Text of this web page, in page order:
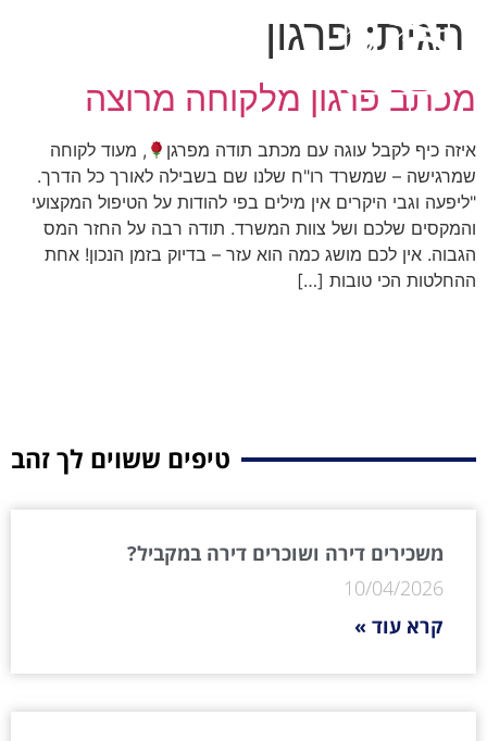
תגית: פרגון
מכתב פרגון מלקוחה מרוצה
איזה כיף לקבל עוגה עם מכתב תודה מפרגן
, מעוד לקוחה
שמרגישה – שמשרד רו"ח שלנו שם בשבילה לאורך כל הדרך.
"ליפעה וגבי היקרים אין מילים בפי להודות על הטיפול המקצועי
והמקסים שלכם ושל צוות המשרד. תודה רבה על החזר המס
הגבוה. אין לכם מושג כמה הוא עזר – בדיוק בזמן הנכון! אחת
ההחלטות הכי טובות […]
טיפים ששוים לך זהב
משכירים דירה ושוכרים דירה במקביל?
10/04/2026
קרא עוד »